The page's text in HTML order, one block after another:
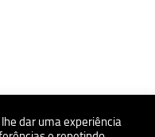
dar uma experiência